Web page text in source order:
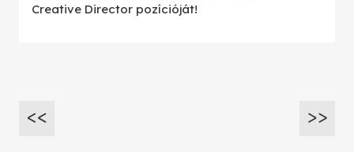
Creative Director pozícióját!